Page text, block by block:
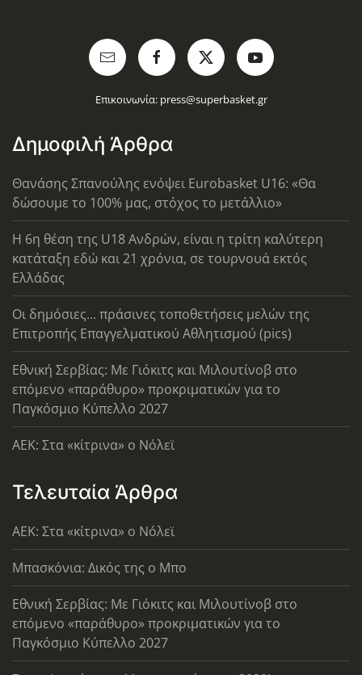
Επικοινωνία: press@superbasket.gr
Δημοφιλή Άρθρα
Θανάσης Σπανούλης ενόψει Eurobasket U16: «Θα
δώσουμε το 100% μας, στόχος το μετάλλιο»
Η 6η θέση της U18 Ανδρών, είναι η τρίτη καλύτερη
κατάταξη εδώ και 21 χρόνια, σε τουρνουά εκτός
Ελλάδας
Οι δημόσιες... πράσινες τοποθετήσεις μελών της
Επιτροπής Επαγγελματικού Αθλητισμού (pics)
Εθνική Σερβίας: Με Γιόκιτς και Μιλουτίνοβ στο
επόμενο «παράθυρο» προκριματικών για το
Παγκόσμιο Κύπελλο 2027
AEK: Στα «κίτρινα» ο Νόλεϊ
Τελευταία Άρθρα
AEK: Στα «κίτρινα» ο Νόλεϊ
Μπασκόνια: Δικός της ο Μπο
Εθνική Σερβίας: Με Γιόκιτς και Μιλουτίνοβ στο
επόμενο «παράθυρο» προκριματικών για το
Παγκόσμιο Κύπελλο 2027